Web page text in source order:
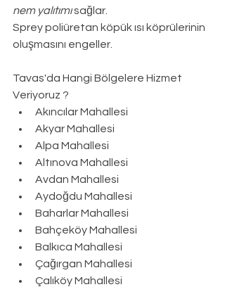
nem yalıtımı sağlar.
Sprey poliüretan köpük ısı köprülerinin
oluşmasını engeller.
Tavas'da Hangi Bölgelere Hizmet
Veriyoruz ?
Akıncılar Mahallesi
Akyar Mahallesi
Alpa Mahallesi
Altınova Mahallesi
Avdan Mahallesi
Aydoğdu Mahallesi
Baharlar Mahallesi
Bahçeköy Mahallesi
Balkıca Mahallesi
Çağırgan Mahallesi
Çalıköy Mahallesi